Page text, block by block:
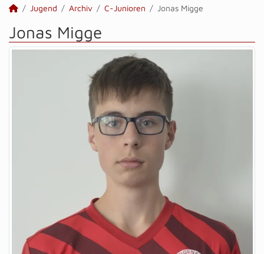
Jugend Archiv C-Junioren Jonas Migge
Jonas Migge